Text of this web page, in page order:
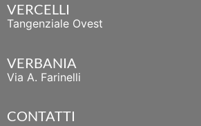
VERCELLI
Tangenziale Ovest
VERBANIA
Via A. Farinelli
CONTATTI